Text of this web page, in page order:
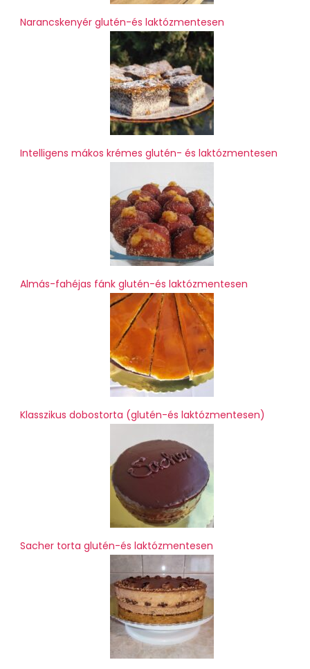
Narancskenyér glutén-és laktózmentesen
Intelligens mákos krémes glutén- és laktózmentesen
Almás-fahéjas fánk glutén-és laktózmentesen
Klasszikus dobostorta (glutén-és laktózmentesen)
Sacher torta glutén-és laktózmentesen